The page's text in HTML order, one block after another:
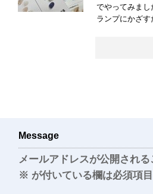
でやってみま
ランプにかざす
Message
メールアドレスが公開される
※ が付いている欄は必須項